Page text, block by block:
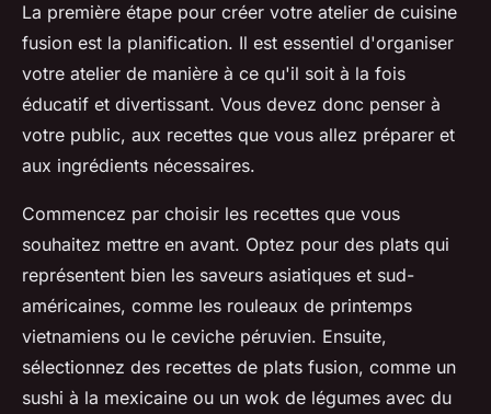
La première étape pour créer votre atelier de cuisine
fusion est la planification. Il est essentiel d'organiser
votre atelier de manière à ce qu'il soit à la fois
éducatif et divertissant. Vous devez donc penser à
votre public, aux recettes que vous allez préparer et
aux ingrédients nécessaires.
Commencez par choisir les recettes que vous
souhaitez mettre en avant. Optez pour des plats qui
représentent bien les saveurs asiatiques et sud-
américaines, comme les rouleaux de printemps
vietnamiens ou le ceviche péruvien. Ensuite,
sélectionnez des recettes de plats fusion, comme un
sushi à la mexicaine ou un wok de légumes avec du